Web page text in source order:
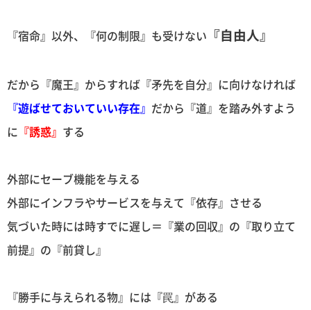
『宿命』以外、『何の制限』も受けない 『自由人』
だから『魔王』からすれば『矛先を自分』に向けなければ
『遊ばせておいていい存在』 だから『道』を踏み外すよう
に 『誘惑』 する
外部にセーブ機能を与える
外部にインフラやサービスを与えて『依存』させる
気づいた時には時すでに遅し＝『業の回収』の『取り立て
前提』の『前貸し』
『勝手に与えられる物』には『罠』がある